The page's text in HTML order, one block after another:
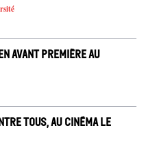
avant première au
tous, au cinéma le